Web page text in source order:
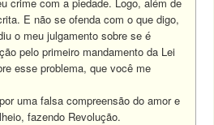
E não se ofenda com o que digo,
o meu julgamento sobre se é
pelo primeiro mandamento da Lei
esse problema, que você me
uma falsa compreensão do amor e
fazendo Revolução.